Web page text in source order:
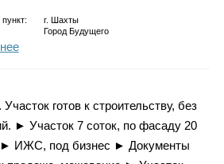
пункт: г.
Шахты
Город Будущего
готов к строительству, без
► Участок 7 соток, по фасаду 20
► ИЖС, под бизнес ► Документы